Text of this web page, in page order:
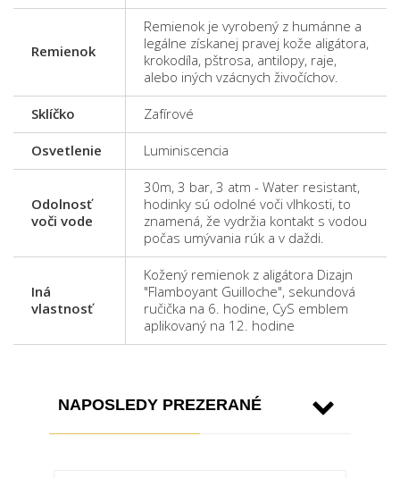
Remienok
Remienok je vyrobený z humánne a
legálne získanej pravej kože aligátora,
krokodíla, pštrosa, antilopy, raje,
alebo iných vzácnych živočíchov.
Sklíčko Zafírové
Osvetlenie Luminiscencia
Odolnosť
voči vode
30m, 3 bar, 3 atm - Water resistant,
hodinky sú odolné voči vlhkosti, to
znamená, že vydržia kontakt s vodou
počas umývania rúk a v daždi.
Iná
vlastnosť
Kožený remienok z aligátora Dizajn
"Flamboyant Guilloche", sekundová
ručička na 6. hodine, CyS emblem
aplikovaný na 12. hodine
NAPOSLEDY PREZERANÉ